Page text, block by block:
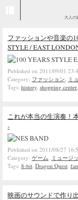
大人の
ファッションや音楽の
STYLE / EAST
Published on 2011/09/01
Category: ファッション, ミ
Tags: history, shopping center,
これが本当の生演奏！
-
Published on 2011/08/27
Category: ゲーム, ミュージ
Tags: 8-bit, Dragon Quest,
映画のサウンドで作り